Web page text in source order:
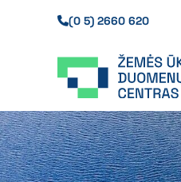
(0 5) 2660 620